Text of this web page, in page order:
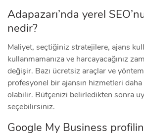
Adapazarı’nda yerel
nedir?
Maliyet, seçtiğiniz stratejilere, ajans
kullanmamanıza ve harcayacağınız
değişir. Bazı ücretsiz araçlar ve
profesyonel bir ajansın hizmetleri
olabilir. Bütçenizi belirledikten sonra
seçebilirsiniz.
Google My Business